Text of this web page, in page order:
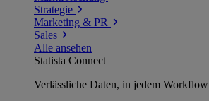
Strategie
Marketing & PR
Sales
Alle ansehen
Statista Connect
Verlässliche Daten, in jedem Workflow